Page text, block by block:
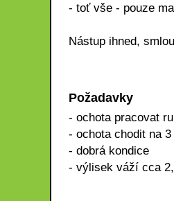
- toť vše - pouze
Nástup ihned,
Požadavky
- ochota pracovat
- ochota chodit na
- dobrá kondice
- výlisek váží cca